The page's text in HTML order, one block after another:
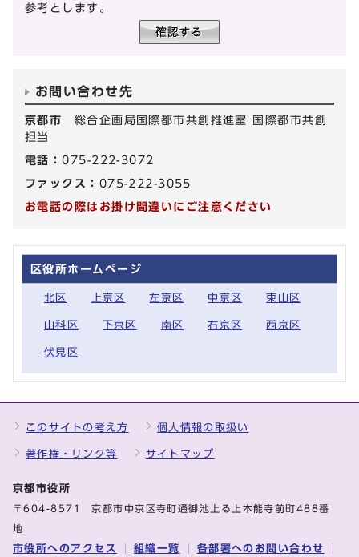
参考とします。
お問い合わせ先
京都市 総合企画局国際都市共創推進室 国際都市共創
担当
電話：075-222-3072
ファックス： 075-222-3055
お電話の際はお掛け間違いにご注意ください
区役所ホームページ
北区 上京区 左京区 中京区 東山区
山科区 下京区 南区 右京区 西京区
伏見区
このサイトの考え方 個人情報の取扱い
著作権・リンク等 サイトマップ
京都市役所
〒604-8571 京都市中京区寺町通御池上る上本能寺前町488番
地
市役所へのアクセス 組織一覧 各部署へのお問い合わせ